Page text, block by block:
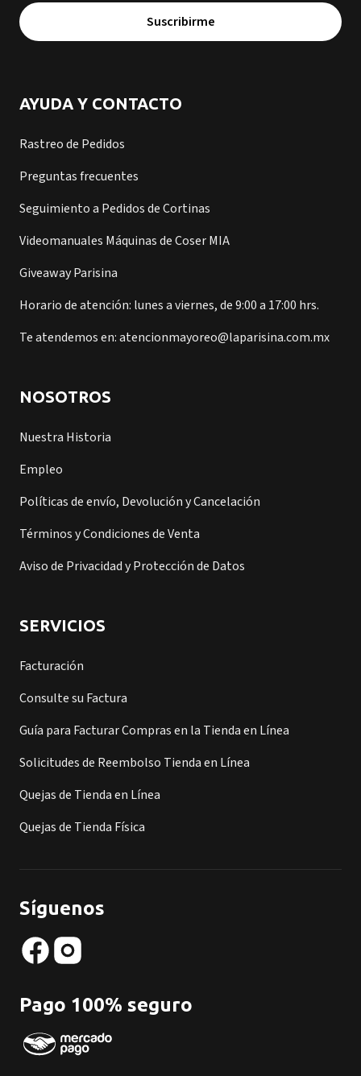
Suscribirme
AYUDA Y CONTACTO
Rastreo de Pedidos
Preguntas frecuentes
Seguimiento a Pedidos de Cortinas
Videomanuales Máquinas de Coser MIA
Giveaway Parisina
Horario de atención: lunes a viernes, de 9:00 a 17:00 hrs.
Te atendemos en: atencionmayoreo@laparisina.com.mx
NOSOTROS
Nuestra Historia
Empleo
Políticas de envío, Devolución y Cancelación
Términos y Condiciones de Venta
Aviso de Privacidad y Protección de Datos
SERVICIOS
Facturación
Consulte su Factura
Guía para Facturar Compras en la Tienda en Línea
Solicitudes de Reembolso Tienda en Línea
Quejas de Tienda en Línea
Quejas de Tienda Física
Síguenos
Pago 100% seguro